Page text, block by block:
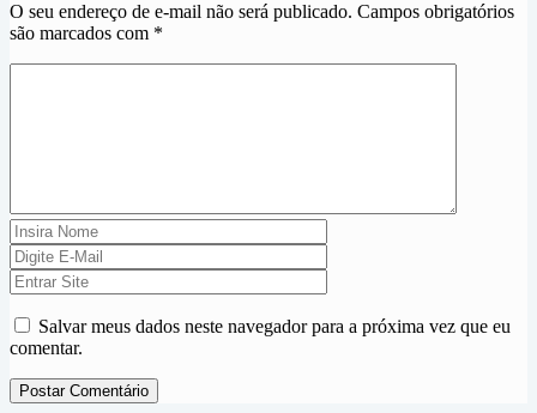
O seu endereço de e-mail não será publicado. Campos obrigatórios
são marcados com *
Salvar meus dados neste navegador para a próxima vez que eu
comentar.